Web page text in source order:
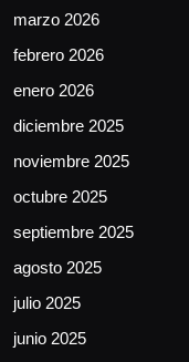
marzo 2026
febrero 2026
enero 2026
diciembre 2025
noviembre 2025
octubre 2025
septiembre 2025
agosto 2025
julio 2025
junio 2025